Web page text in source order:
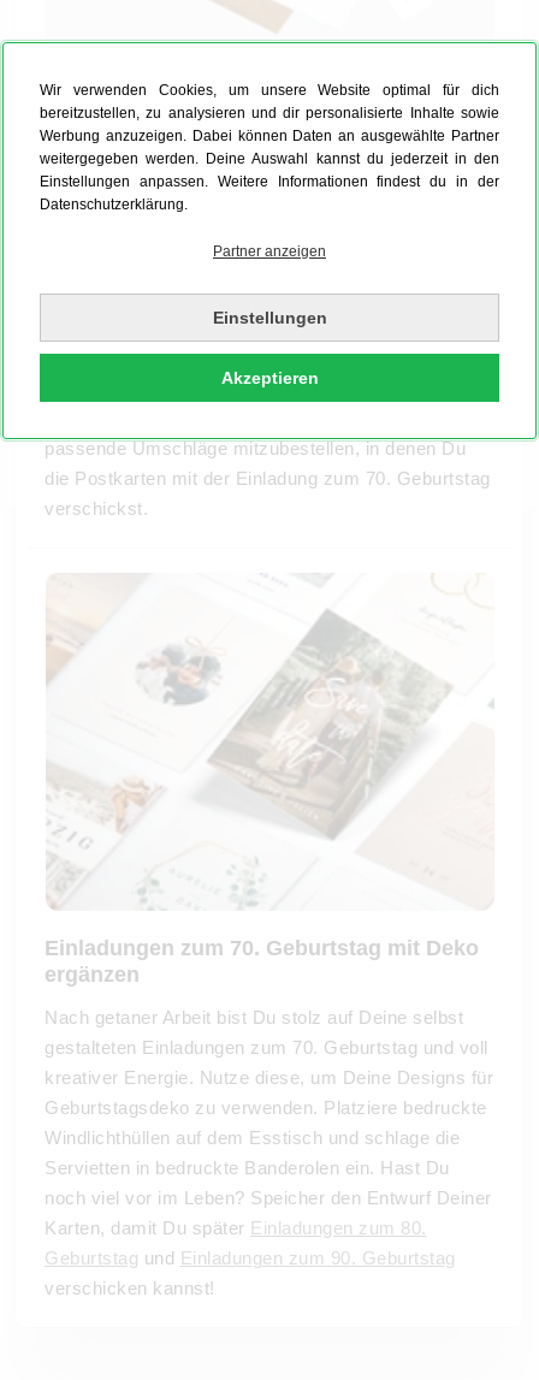
Wir verwenden Cookies, um unsere Website optimal für dich
bereitzustellen, zu analysieren und dir personalisierte Inhalte sowie
Werbung anzuzeigen. Dabei können Daten an ausgewählte Partner
weitergegeben werden. Deine Auswahl kannst du jederzeit in den
Einstellungen anpassen. Weitere Informationen findest du in der
Datenschutzerklärung.
Partner anzeigen
Einstellungen
Akzeptieren
Einladung zum 70. Geburtstag drucken und
verschicken
Lade ein eigenes Foto hoch und verfasse für Deine
Einladung zum 70. Geburtstag einen Text, der von
einen geeignetenSpruchfür die Einladung zum 70.
Geburtstag – mal voller Poesie, mal zum Lachen,
genau wie das Leben selbst. Bist Du mit Deinem
Werk fertig, kannst Du Deine Einladungen zum 70.
passende Umschläge mitzubestellen, in denen Du
die Postkarten mit der Einladung zum 70. Geburtstag
verschickst.
Einladungen zum 70. Geburtstag mit Deko
ergänzen
Nach getaner Arbeit bist Du stolz auf Deine selbst
gestalteten Einladungen zum 70. Geburtstag und voll
kreativer Energie. Nutze diese, um Deine Designs für
Geburtstagsdeko zu verwenden. Platziere bedruckte
Windlichthüllen auf dem Esstisch und schlage die
Servietten in bedruckte Banderolen ein. Hast Du
noch viel vor im Leben? Speicher den Entwurf Deiner
Karten, damit Du später Einladungen zum 80.
Geburtstag und Einladungen zum 90. Geburtstag
verschicken kannst!